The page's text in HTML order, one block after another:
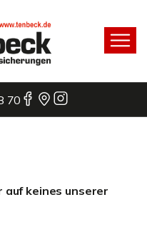
70
auf keines unserer